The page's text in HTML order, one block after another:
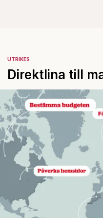
UTRIKES
Direktlina till